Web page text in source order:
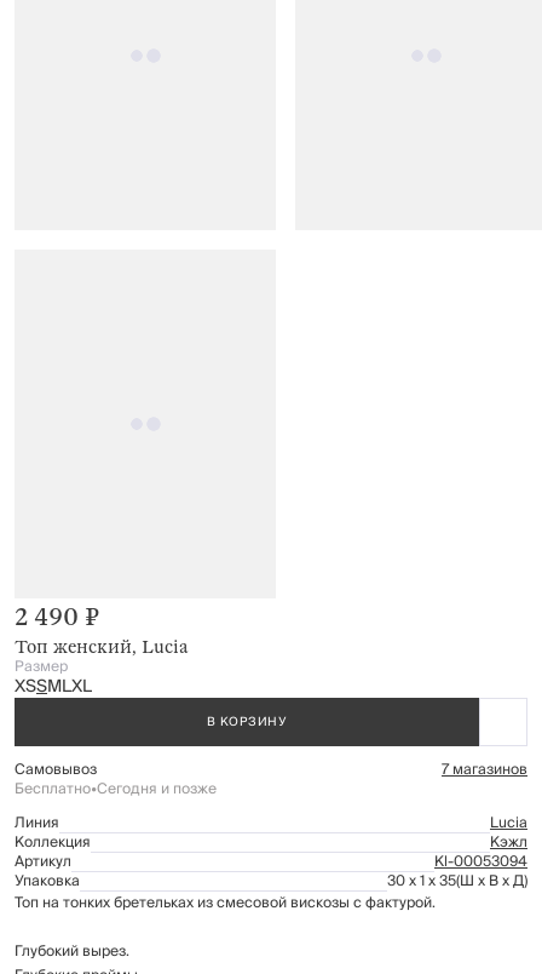
Топ женский, Lucia
2 490 ₽
Размер
XSSMLXL
В КОРЗИНУ
Самовывоз 7 магазинов
Бесплатно•Сегодня и позже
Линия
Lucia
Коллекция Кэжл
Артикул Kl-00053094
Упаковка 30 x 1 x 35(Ш x В x Д)
Топ на тонких бретельках из смесовой вискозы с фактурой.
Глубокий вырез.